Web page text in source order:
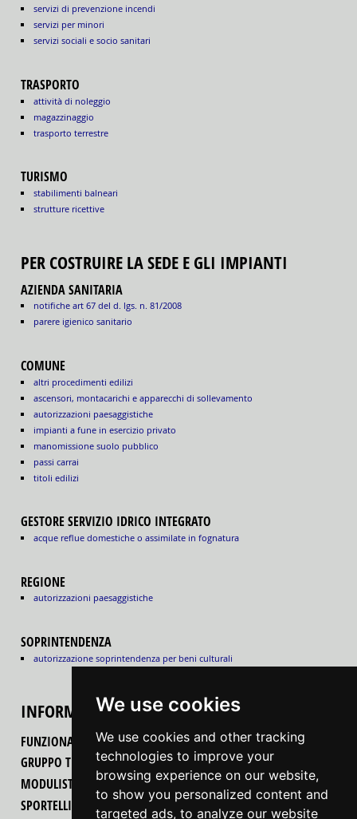
We use cookies
We use cookies and other tracking
technologies to improve your
browsing experience on our website,
to show you personalized content and
targeted ads, to analyze our website
servizi di prevenzione incendi
servizi per minori
servizi sociali e socio sanitari
TRASPORTO
attività di noleggio
magazzinaggio
trasporto terrestre
TURISMO
stabilimenti balneari
strutture ricettive
PER COSTRUIRE LA SEDE E GLI IMPIANTI
AZIENDA SANITARIA
notifiche art 67 del d. lgs. n. 81/2008
parere igienico sanitario
COMUNE
altri procedimenti edilizi
ascensori, montacarichi e apparecchi di sollevamento
autorizzazioni paesaggistiche
impianti a fune in esercizio privato
manomissione suolo pubblico
passi carrai
titoli edilizi
GESTORE SERVIZIO IDRICO INTEGRATO
acque reflue domestiche o assimilate in fognatura
REGIONE
autorizzazioni paesaggistiche
SOPRINTENDENZA
autorizzazione soprintendenza per beni culturali
INFORMAZIONI
FUNZIONALITÀ DEL PORTALE
GRUPPO TECNICO REGIONALE
MODULISTICA
SPORTELLI UNICI PER LE ATTIVITÀ PRODUTTIVE